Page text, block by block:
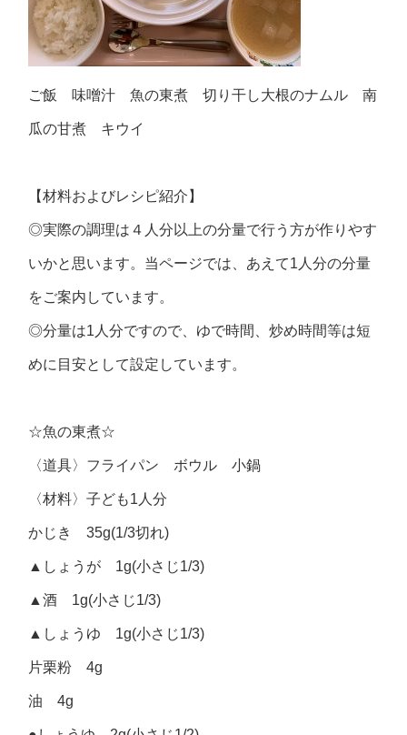
ご飯 味噌汁 魚の東煮 切り干し大根のナムル 南
瓜の甘煮 キウイ
【材料およびレシピ紹介】
◎実際の調理は４人分以上の分量で行う方が作りやす
いかと思います。当ページでは、あえて1人分の分量
をご案内しています。
◎分量は1人分ですので、ゆで時間、炒め時間等は短
めに目安として設定しています。
☆魚の東煮☆
〈道具〉フライパン ボウル 小鍋
〈材料〉子ども1人分
かじき 35g(1/3切れ)
▲しょうが 1g(小さじ1/3)
▲酒 1g(小さじ1/3)
▲しょうゆ 1g(小さじ1/3)
片栗粉 4g
油 4g